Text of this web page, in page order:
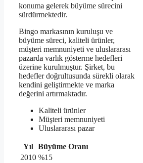
konuma gelerek büyüme sürecini
sürdürmektedir.
Bingo markasının kuruluşu ve
büyüme süreci, kaliteli ürünler,
müşteri memnuniyeti ve uluslararası
pazarda varlık gösterme hedefleri
üzerine kurulmuştur. Şirket, bu
hedefler doğrultusunda sürekli olarak
kendini geliştirmekte ve marka
değerini artırmaktadır.
Kaliteli ürünler
Müşteri memnuniyeti
Uluslararası pazar
Yıl Büyüme Oranı
2010 %15